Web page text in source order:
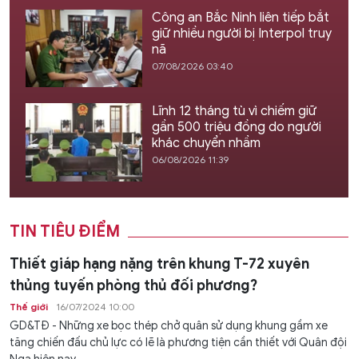
Công an Bắc Ninh liên tiếp bắt
giữ nhiều người bị Interpol truy
nã
07/08/2026 03:40
Lĩnh 12 tháng tù vì chiếm giữ
gần 500 triệu đồng do người
khác chuyển nhầm
06/08/2026 11:39
TIN TIÊU ĐIỂM
Thiết giáp hạng nặng trên khung T-72 xuyên
thủng tuyến phòng thủ đối phương?
Thế giới 16/07/2024 10:00
GD&TĐ - Những xe bọc thép chở quân sử dụng khung gầm xe
tăng chiến đấu chủ lực có lẽ là phương tiện cần thiết với Quân đội